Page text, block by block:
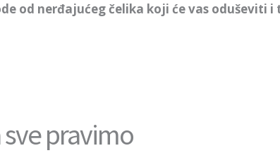
od nerđajućeg čelika koji će vas oduševiti
sve pravimo